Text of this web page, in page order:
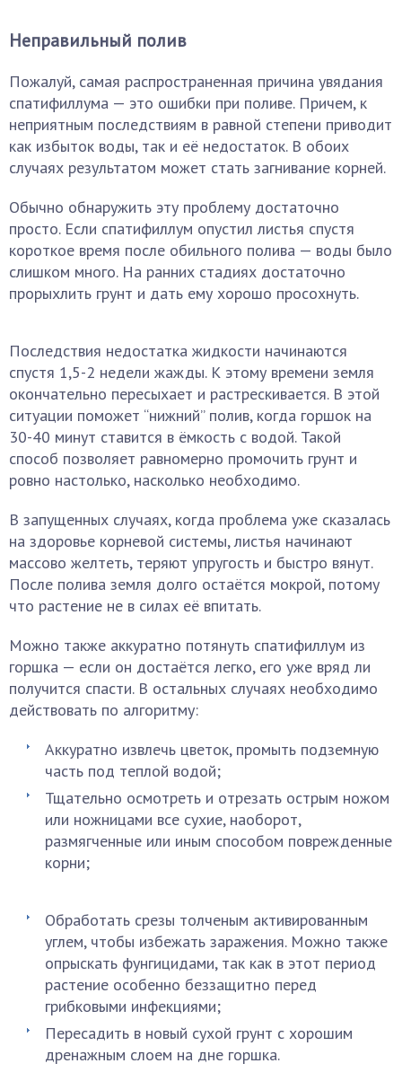
Неправильный полив
Пожалуй, самая распространенная причина увядания
спатифиллума — это ошибки при поливе. Причем, к
неприятным последствиям в равной степени приводит
как избыток воды, так и её недостаток. В обоих
случаях результатом может стать загнивание корней.
Обычно обнаружить эту проблему достаточно
просто. Если спатифиллум опустил листья спустя
короткое время после обильного полива — воды было
слишком много. На ранних стадиях достаточно
прорыхлить грунт и дать ему хорошо просохнуть.
Последствия недостатка жидкости начинаются
спустя 1,5-2 недели жажды. К этому времени земля
окончательно пересыхает и растрескивается. В этой
ситуации поможет “нижний” полив, когда горшок на
30-40 минут ставится в ёмкость с водой. Такой
способ позволяет равномерно промочить грунт и
ровно настолько, насколько необходимо.
В запущенных случаях, когда проблема уже сказалась
на здоровье корневой системы, листья начинают
массово желтеть, теряют упругость и быстро вянут.
После полива земля долго остаётся мокрой, потому
что растение не в силах её впитать.
Можно также аккуратно потянуть спатифиллум из
горшка — если он достаётся легко, его уже вряд ли
получится спасти. В остальных случаях необходимо
действовать по алгоритму:
Аккуратно извлечь цветок, промыть подземную
часть под теплой водой;
Тщательно осмотреть и отрезать острым ножом
или ножницами все сухие, наоборот,
размягченные или иным способом поврежденные
корни;
Обработать срезы толченым активированным
углем, чтобы избежать заражения. Можно также
опрыскать фунгицидами, так как в этот период
растение особенно беззащитно перед
грибковыми инфекциями;
Пересадить в новый сухой грунт с хорошим
дренажным слоем на дне горшка.